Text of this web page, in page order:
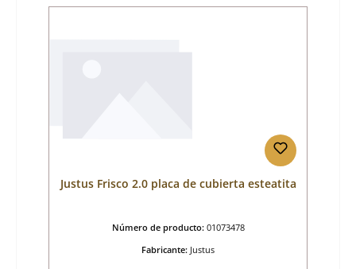
Justus Frisco 2.0 placa de cubierta esteatita
Número de producto: 01073478
Fabricante: Justus